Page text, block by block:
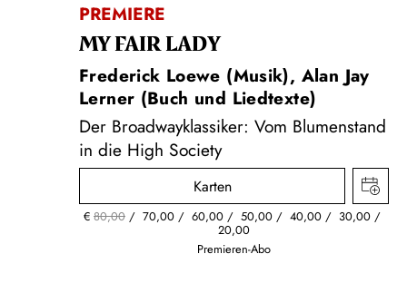
PREMIERE
MY FAIR LADY
Frederick Loewe (Musik), Alan Jay
Lerner (Buch und Liedtexte)
Der Broadwayklassiker: Vom Blumenstand
in die High Society
Karten
€ 80,00 70,00 60,00 50,00 40,00 30,00
20,00
Premieren-Abo